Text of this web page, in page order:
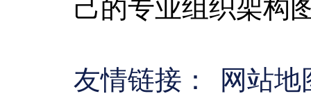
己的专业组织架构
友情链接：
网站